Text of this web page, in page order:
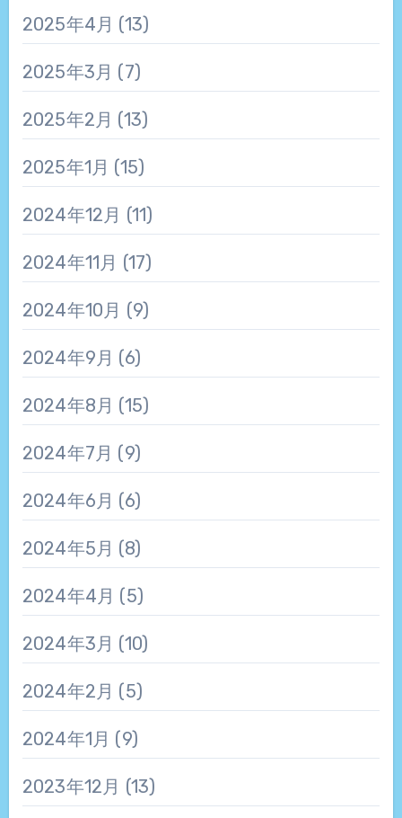
2025年4月 (13)
2025年3月 (7)
2025年2月 (13)
2025年1月 (15)
2024年12月 (11)
2024年11月 (17)
2024年10月 (9)
2024年9月 (6)
2024年8月 (15)
2024年7月 (9)
2024年6月 (6)
2024年5月 (8)
2024年4月 (5)
2024年3月 (10)
2024年2月 (5)
2024年1月 (9)
2023年12月 (13)